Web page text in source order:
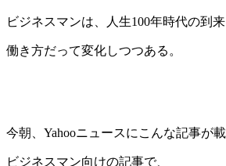
ビジネスマンは、人生100年時代の到
働き方だって変化しつつある。
今朝、Yahooニュースにこんな記事が載
ビジネスマン向けの記事で、